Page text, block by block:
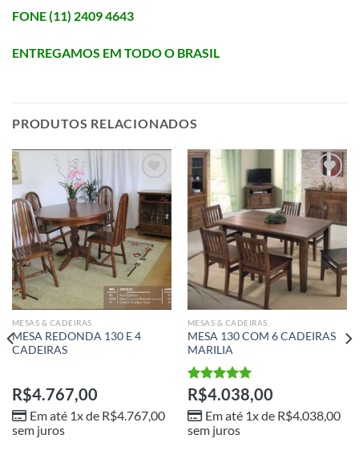
FONE (11) 2409 4643
ENTREGAMOS EM TODO O BRASIL
PRODUTOS RELACIONADOS
Adicionar
aos meus
desejos
MESAS & CADEIRAS
MESA REDONDA 130 E 4
CADEIRAS
R$4.767,00
Em até 1x de R$4.767,00
sem juros
Adicionar
aos meus
desejos
MESAS & CADEIRAS
MESA 130 COM 6 CADEIRAS
MARILIA
Avaliação
5.00 de 5
R$4.038,00
Em até 1x de R$4.038,00
sem juros